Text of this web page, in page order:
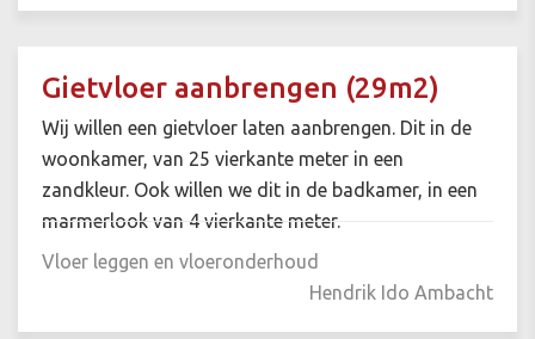
Gietvloer aanbrengen (29m2)
Wij willen een gietvloer laten aanbrengen. Dit in de
woonkamer, van 25 vierkante meter in een
zandkleur. Ook willen we dit in de badkamer, in een
marmerlook van 4 vierkante meter.
Vloer leggen en vloeronderhoud
Hendrik Ido Ambacht